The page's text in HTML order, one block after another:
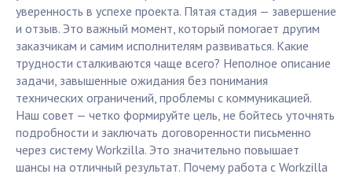
уверенность в успехе проекта. Пятая стадия — завершение
и отзыв. Это важный момент, который помогает другим
заказчикам и самим исполнителям развиваться. Какие
трудности сталкиваются чаще всего? Неполное описание
задачи, завышенные ожидания без понимания
технических ограничений, проблемы с коммуникацией.
Наш совет — четко формируйте цель, не бойтесь уточнять
подробности и заключать договоренности письменно
через систему Workzilla. Это значительно повышает
шансы на отличный результат. Почему работа с Workzilla